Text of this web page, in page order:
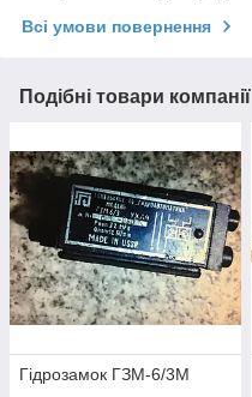
Всі умови повернення
Подібні товари компанії
Гідрозамок ГЗМ-6/3М